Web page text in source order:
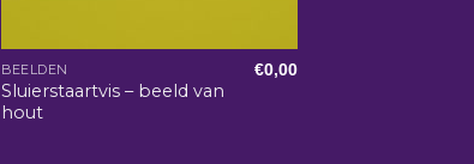
BEELDEN
Sluierstaartvis – beeld van
hout
€0,00